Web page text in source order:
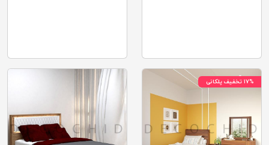
۱۷% تخفیف پلکانی